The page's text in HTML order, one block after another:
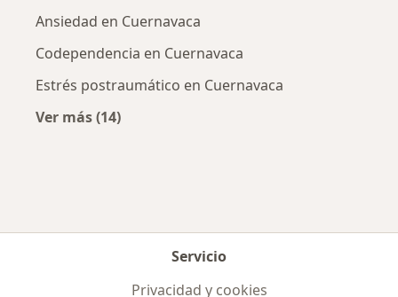
Ansiedad en Cuernavaca
Codependencia en Cuernavaca
Estrés postraumático en Cuernavaca
Ver más (14)
Servicio
Privacidad y cookies